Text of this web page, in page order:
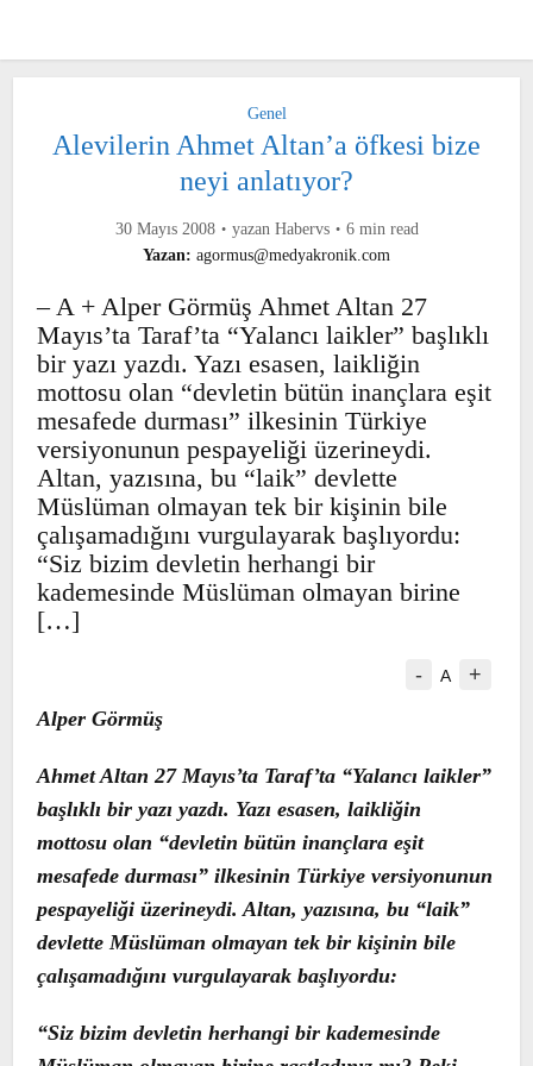
Genel
Alevilerin Ahmet Altan’a öfkesi bize
neyi anlatıyor?
30 Mayıs 2008 yazan Habervs
6 min read
Yazan:agormus@medyakronik.com
– A + Alper Görmüş Ahmet Altan 27
Mayıs’ta Taraf’ta “Yalancı laikler”
başlıklı bir yazı yazdı. Yazı esasen,
laikliğin mottosu olan “devletin bütün
inançlara eşit mesafede durması”
ilkesinin Türkiye versiyonunun
pespayeliği üzerineydi. Altan, yazısına,
bu “laik” devlette Müslüman olmayan
tek bir kişinin bile çalışamadığını
vurgulayarak başlıyordu: “Siz bizim
devletin herhangi bir kademesinde
Müslüman olmayan birine […]
- A +
Alper Görmüş
Ahmet Altan 27 Mayıs’ta Taraf’ta “Yalancı
laikler” başlıklı bir yazı yazdı. Yazı esasen,
laikliğin mottosu olan “devletin bütün
inançlara eşit mesafede durması” ilkesinin
Türkiye versiyonunun pespayeliği
üzerineydi. Altan, yazısına, bu “laik” devlette
Müslüman olmayan tek bir kişinin bile